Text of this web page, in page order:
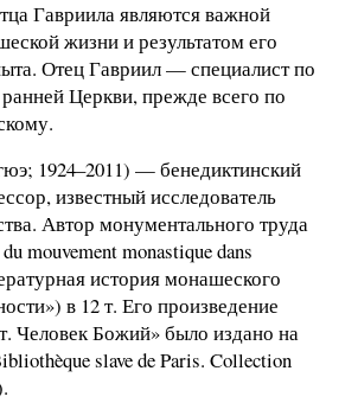
Гавриила являются важной
жизни и результатом его
Отец Гавриил — специалист по
Церкви, прежде всего по
1924–2011) — бенедиктинский
известный исследователь
Автор монументального труда
mouvement monastique dans
история монашеского
в 12 т. Его произведение
Человек Божий» было издано на
slave de Paris. Collection